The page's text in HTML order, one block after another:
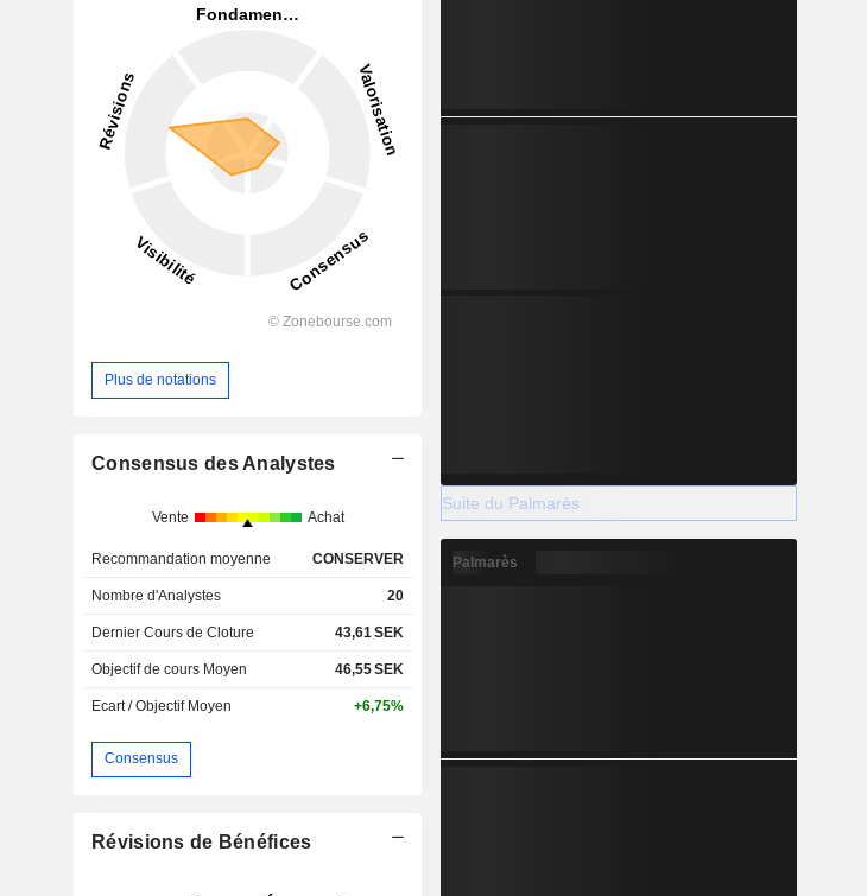
Plus de notations
Consensus des Analystes
Vente Achat
Recommandation moyenne CONSERVER
Nombre d'Analystes 20
Dernier Cours de Cloture 43,61 SEK
Objectif de cours Moyen 46,55SEK
Ecart / Objectif Moyen +6,75%
Consensus
Révisions de Bénéfices
Suite du Palmarès
Palmarès